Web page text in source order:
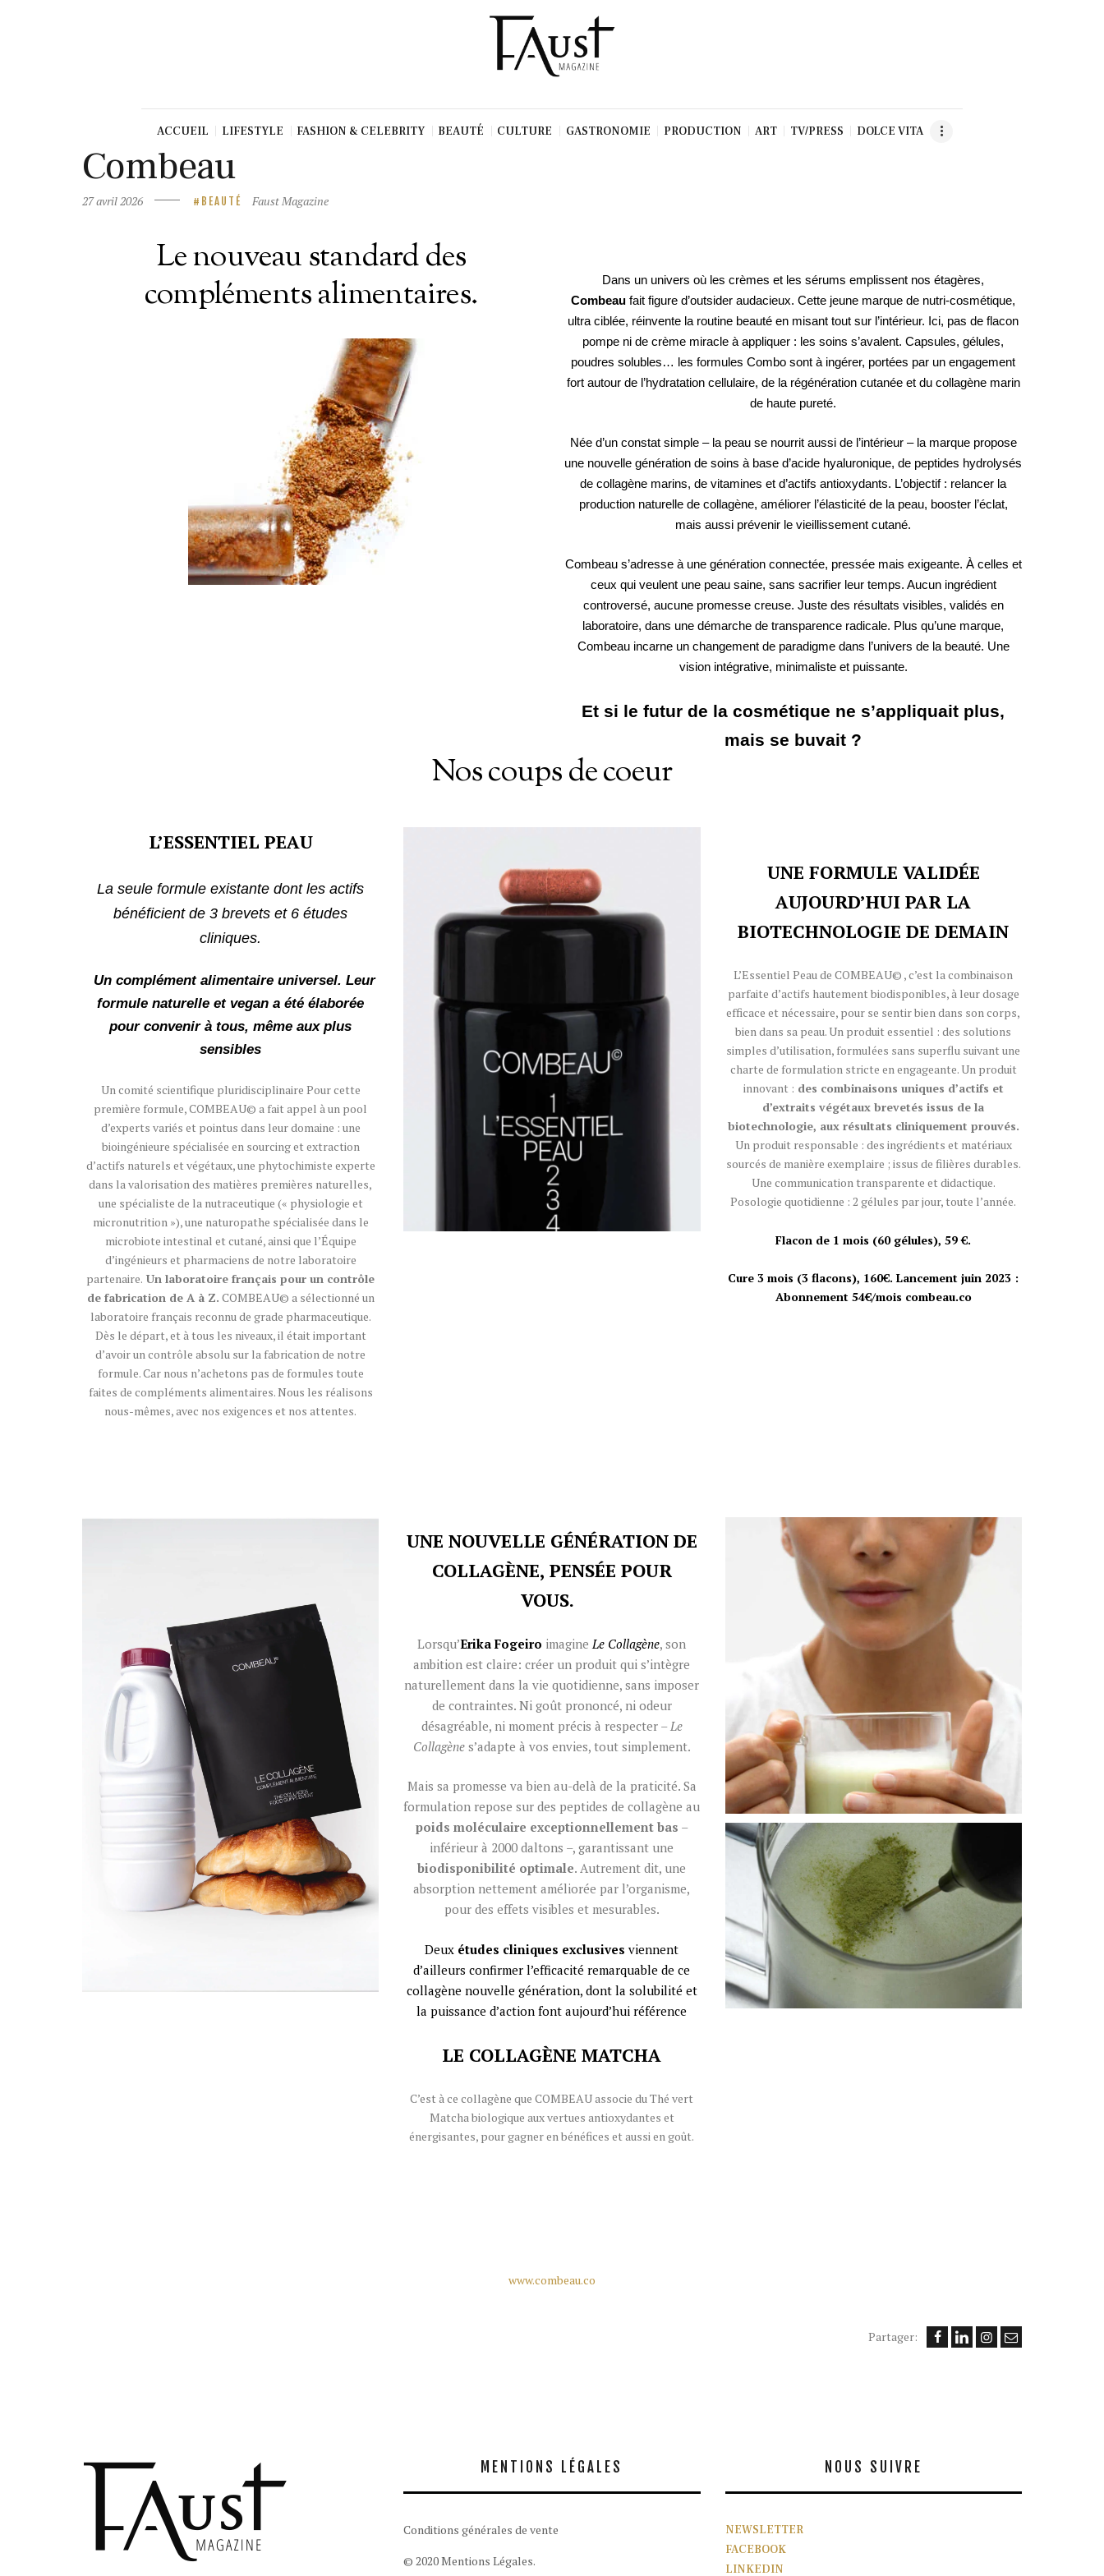
ACCUEIL LIFESTYLE FASHION & CELEBRITY BEAUTÉ CULTURE GASTRONOMIE PRODUCTION ART TV/PRESS DOLCE VITA
Art
TV/Press
Dolce Vita
Combeau
27 avril 2026 BEAUTÉ Faust Magazine
Le nouveau standard des
compléments alimentaires.
Dans un univers où les crèmes et les sérums emplissent nos étagères,
Combeau fait figure d’outsider audacieux. Cette jeune marque de nutri-cosmétique,
ultra ciblée, réinvente la routine beauté en misant tout sur l’intérieur. Ici, pas de flacon
pompe ni de crème miracle à appliquer : les soins s’avalent. Capsules, gélules,
poudres solubles… les formules Combo sont à ingérer, portées par un engagement
fort autour de l’hydratation cellulaire, de la régénération cutanée et du collagène marin
de haute pureté.
Née d’un constat simple – la peau se nourrit aussi de l’intérieur – la marque propose
une nouvelle génération de soins à base d’acide hyaluronique, de peptides hydrolysés
de collagène marins, de vitamines et d’actifs antioxydants. L’objectif : relancer la
production naturelle de collagène, améliorer l’élasticité de la peau, booster l’éclat,
mais aussi prévenir le vieillissement cutané.
Combeau s’adresse à une génération connectée, pressée mais exigeante. À celles et
ceux qui veulent une peau saine, sans sacrifier leur temps. Aucun ingrédient
controversé, aucune promesse creuse. Juste des résultats visibles, validés en
laboratoire, dans une démarche de transparence radicale. Plus qu’une marque,
Combeau incarne un changement de paradigme dans l’univers de la beauté. Une
vision intégrative, minimaliste et puissante.
Et si le futur de la cosmétique ne s’appliquait plus,
mais se buvait ?
Nos coups de coeur
L’ESSENTIEL PEAU
La seule formule existante dont les actifs
bénéficient de 3 brevets et 6 études
cliniques.
Un complément alimentaire universel. Leur
formule naturelle et vegan a été élaborée
pour convenir à tous, même aux plus
sensibles
Un comité scientifique pluridisciplinaire Pour cette
première formule, COMBEAU© a fait appel à un pool
d’experts variés et pointus dans leur domaine : une
bioingénieure spécialisée en sourcing et extraction
d’actifs naturels et végétaux, une phytochimiste experte
dans la valorisation des matières premières naturelles,
une spécialiste de la nutraceutique (« physiologie et
micronutrition »), une naturopathe spécialisée dans le
microbiote intestinal et cutané, ainsi que l’Équipe
d’ingénieurs et pharmaciens de notre laboratoire
partenaire. Un laboratoire français pour un contrôle
de fabrication de A à Z. COMBEAU© a sélectionné un
laboratoire français reconnu de grade pharmaceutique.
Dès le départ, et à tous les niveaux, il était important
d’avoir un contrôle absolu sur la fabrication de notre
formule. Car nous n’achetons pas de formules toute
faites de compléments alimentaires. Nous les réalisons
nous-mêmes, avec nos exigences et nos attentes.
UNE FORMULE VALIDÉE
AUJOURD’HUI PAR LA
BIOTECHNOLOGIE DE DEMAIN
L’Essentiel Peau de COMBEAU© , c’est la combinaison
parfaite d’actifs hautement biodisponibles, à leur dosage
efficace et nécessaire, pour se sentir bien dans son corps,
bien dans sa peau. Un produit essentiel : des solutions
simples d’utilisation, formulées sans superflu suivant une
charte de formulation stricte en engageante. Un produit
innovant : des combinaisons uniques d’actifs et
d’extraits végétaux brevetés issus de la
biotechnologie, aux résultats cliniquement prouvés.
Un produit responsable : des ingrédients et matériaux
sourcés de manière exemplaire ; issus de filières durables.
Une communication transparente et didactique.
Posologie quotidienne : 2 gélules par jour, toute l’année.
Flacon de 1 mois (60 gélules), 59 €.
Cure 3 mois (3 flacons), 160€. Lancement juin 2023 :
Abonnement 54€/mois combeau.co
UNE NOUVELLE GÉNÉRATION DE
COLLAGÈNE, PENSÉE POUR
VOUS.
Lorsqu’Erika Fogeiro imagine Le Collagène, son
ambition est claire: créer un produit qui s’intègre
naturellement dans la vie quotidienne, sans imposer
de contraintes. Ni goût prononcé, ni odeur
désagréable, ni moment précis à respecter – Le
Collagènes’adapte à vos envies, tout simplement.
Mais sa promesse va bien au-delà de la praticité. Sa
formulation repose sur des peptides de collagène au
poids moléculaire exceptionnellement bas –
inférieur à 2000 daltons –, garantissant une
biodisponibilité optimale. Autrement dit, une
absorption nettement améliorée par l’organisme,
pour des effets visibles et mesurables.
Deux études cliniques exclusives viennent
d’ailleurs confirmer l’efficacité remarquable de ce
collagène nouvelle génération, dont la solubilité et
la puissance d’action font aujourd’hui référence
LE COLLAGÈNE MATCHA
C’est à ce collagène que COMBEAU associe du Thé vert
Matcha biologique aux vertues antioxydantes et
énergisantes, pour gagner en bénéfices et aussi en goût.
www.combeau.co
Partager:
MENTIONS LÉGALES
Conditions générales de vente
© 2020 Mentions Légales.
NOUS SUIVRE
NEWSLETTER
FACEBOOK
LINKEDIN